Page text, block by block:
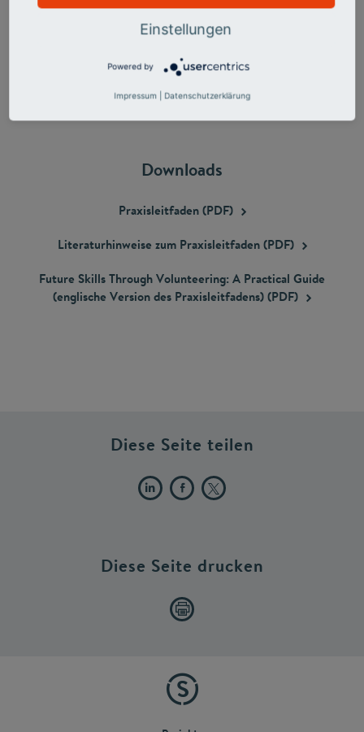
Downloads
Praxisleitfaden(PDF)
Literaturhinweise zum Praxisleitfaden(PDF)
Future Skills Through Volunteering: A Practical Guide
(englische Version des Praxisleitfadens)(PDF)
Diese Seite teilen
Diese Seite drucken
Einstellungen
Powered by
Impressum Datenschutzerklärung